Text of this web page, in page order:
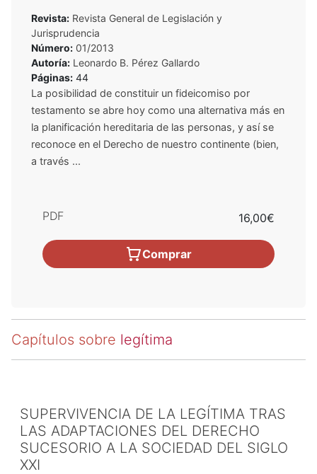
Revista: Revista General de Legislación y
Jurisprudencia
Número: 01/2013
Autoría: Leonardo B. Pérez Gallardo
Páginas: 44
La posibilidad de constituir un fideicomiso por
testamento se abre hoy como una alternativa más en
la planificación hereditaria de las personas, y así se
reconoce en el Derecho de nuestro continente (bien,
a través ...
PDF 16,00€
Comprar
Capítulos sobre legítima
SUPERVIVENCIA DE LA LEGÍTIMA TRAS
LAS ADAPTACIONES DEL DERECHO
SUCESORIO A LA SOCIEDAD DEL SIGLO
XXI